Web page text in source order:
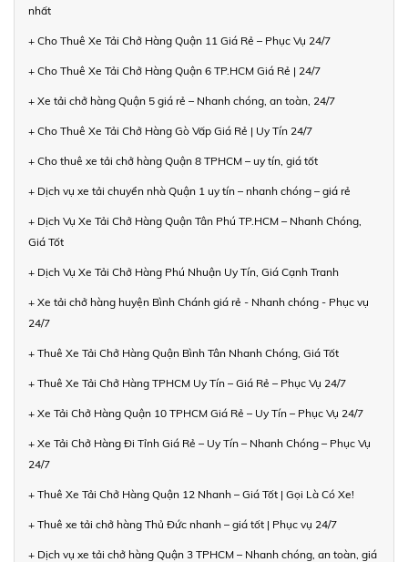
nhất
+ Cho Thuê Xe Tải Chở Hàng Quận 11 Giá Rẻ – Phục Vụ 24/7
+ Cho Thuê Xe Tải Chở Hàng Quận 6 TP.HCM Giá Rẻ | 24/7
+ Xe tải chở hàng Quận 5 giá rẻ – Nhanh chóng, an toàn, 24/7
+ Cho Thuê Xe Tải Chở Hàng Gò Vấp Giá Rẻ | Uy Tín 24/7
+ Cho thuê xe tải chở hàng Quận 8 TPHCM – uy tín, giá tốt
+ Dịch vụ xe tải chuyển nhà Quận 1 uy tín – nhanh chóng – giá rẻ
+ Dịch Vụ Xe Tải Chở Hàng Quận Tân Phú TP.HCM – Nhanh Chóng,
Giá Tốt
+ Dịch Vụ Xe Tải Chở Hàng Phú Nhuận Uy Tín, Giá Cạnh Tranh
+ Xe tải chở hàng huyện Bình Chánh giá rẻ - Nhanh chóng - Phục vụ
24/7
+ Thuê Xe Tải Chở Hàng Quận Bình Tân Nhanh Chóng, Giá Tốt
+ Thuê Xe Tải Chở Hàng TPHCM Uy Tín – Giá Rẻ – Phục Vụ 24/7
+ Xe Tải Chở Hàng Quận 10 TPHCM Giá Rẻ – Uy Tín – Phục Vụ 24/7
+ Xe Tải Chở Hàng Đi Tỉnh Giá Rẻ – Uy Tín – Nhanh Chóng – Phục Vụ
24/7
+ Thuê Xe Tải Chở Hàng Quận 12 Nhanh – Giá Tốt | Gọi Là Có Xe!
+ Thuê xe tải chở hàng Thủ Đức nhanh – giá tốt | Phục vụ 24/7
+ Dịch vụ xe tải chở hàng Quận 3 TPHCM – Nhanh chóng, an toàn, giá